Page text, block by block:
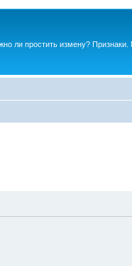
ли простить измену?